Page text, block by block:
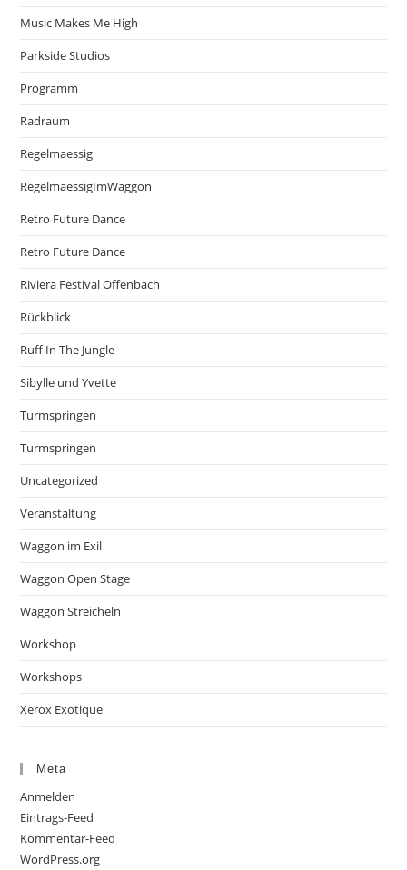
Music Makes Me High
Parkside Studios
Programm
Radraum
Regelmaessig
RegelmaessigImWaggon
Retro Future Dance
Retro Future Dance
Riviera Festival Offenbach
Rückblick
Ruff In The Jungle
Sibylle und Yvette
Turmspringen
Turmspringen
Uncategorized
Veranstaltung
Waggon im Exil
Waggon Open Stage
Waggon Streicheln
Workshop
Workshops
Xerox Exotique
Meta
Anmelden
Eintrags-Feed
Kommentar-Feed
WordPress.org